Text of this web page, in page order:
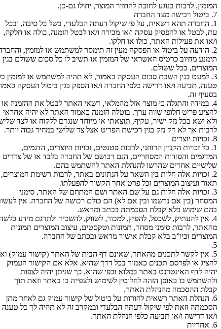
המזמין, לרבות בנוגע לחובה להחזיר המוצר, יחולו גם-כן.
1. החברה תהא רשאית, על פי שיקול דעתה הבלעדי, בשל כל סיבה, ובכל
עת, לבטל או להפסיק עסקה ו/או מכירה ו/או לבטל הזמנה, כולה או חלקה,
ו/או את פעילות האתר, כולו או חלקו.
2. הודעה על ביטול או הפסקה מעין זה תימסר למשתמש או למזמין, והחברה
תימנע מחיוב כרטיס האשראי של המזמין או תשיב לו כל סכום ששולם בגין
המוצרים, ככל ששולם.
3. למעט בגין השבת סכום העסקה כאמור, לא תהיה למשתמש או למזמין כל
טענה, תביעה ו/או דרישה כלפי החברה ו/או הספק בגין ביטול העסקה כאמור
בסעיף זה.
4. במידה והתגלה כי מוצר אזל מהמלאי, רשאי האתר לבטל את ההזמנה או
להציע פריט חלופי שווה ערך. בוטלה הזמנה כאמור האתר לא יהיה אחראי
ולא ישא בכל נזק ישיר, עקיף, תוצאתי או מיוחד שנגרם ללקוח או לצד שלישי
לרבות אך לא רק נזק בגין רכישת הפריט אצל צד שלישי במחיר גבוה יותר.
1. כל זכויות הקניין הרוחני, לרבות פטנטים, זכויות היוצרים, הדגמים,
המדגמים והסודות המסחריים, הנם רכושם של החברה בלבד או של צדדים
שלישיים אחרים שהרשו להנהלת האתר להשתמש בהם.
2. זכויות אלה חלות בין השאר על הנתונים באתר, לרבות רשימת המוצרים,
תאור ועיצוב המוצרים וכל פרט אחר הקשור להפעלתו.
3. זכויות אלה חלות גם על שם האתר ושם המתחם של האתר, סימני
המסחר (בין אם נרשמו ובין אם לא) הם כולם רכושה של החברה. אין לעשות
בהם שימוש בלא קבלת הסכמתה בכתב ומראש.
4. אין להעתיק, לשכפל, להפיץ, למכור, לשווק, להשכיר ולתרגם מידע כלשהו
מהאתר, לרבות סימני מסחר, תמונות וטקסטים, עיצוב המוצרים תמונות
המוצרים וכיו”ב בלא קבלת אישור מראש ובכתב של החברה.
5. אין לקשר לתכנים מהאתר, שאינם דף הבית של האתר (קישור עמוק) ואין
להציג או לפרסם תכנים כאמור בכל דרך שהיא, אלא אם הקישור העמוק
יהיה לדף האינטרנט באתר במלוא וכפי שהוא, כך שניתן יהיה לצפות
ולהשתמש בו באופן הזהה לחלוטין לשימוש ולצפייה בו באתר וזאת תוך
קבלת ההסכמה מהנהלת האתר.
6. הנהלת האתר רשאית להורות על ביטול של קישור עמוק גם לאחר מתן
הסכמתה וזאת לפי שיקול דעתה הבלעדי ובמקרב זה לא תהיה לך כל טענה
ו/או דרישה ו/או תביעה כלפי הנהלת האתר.